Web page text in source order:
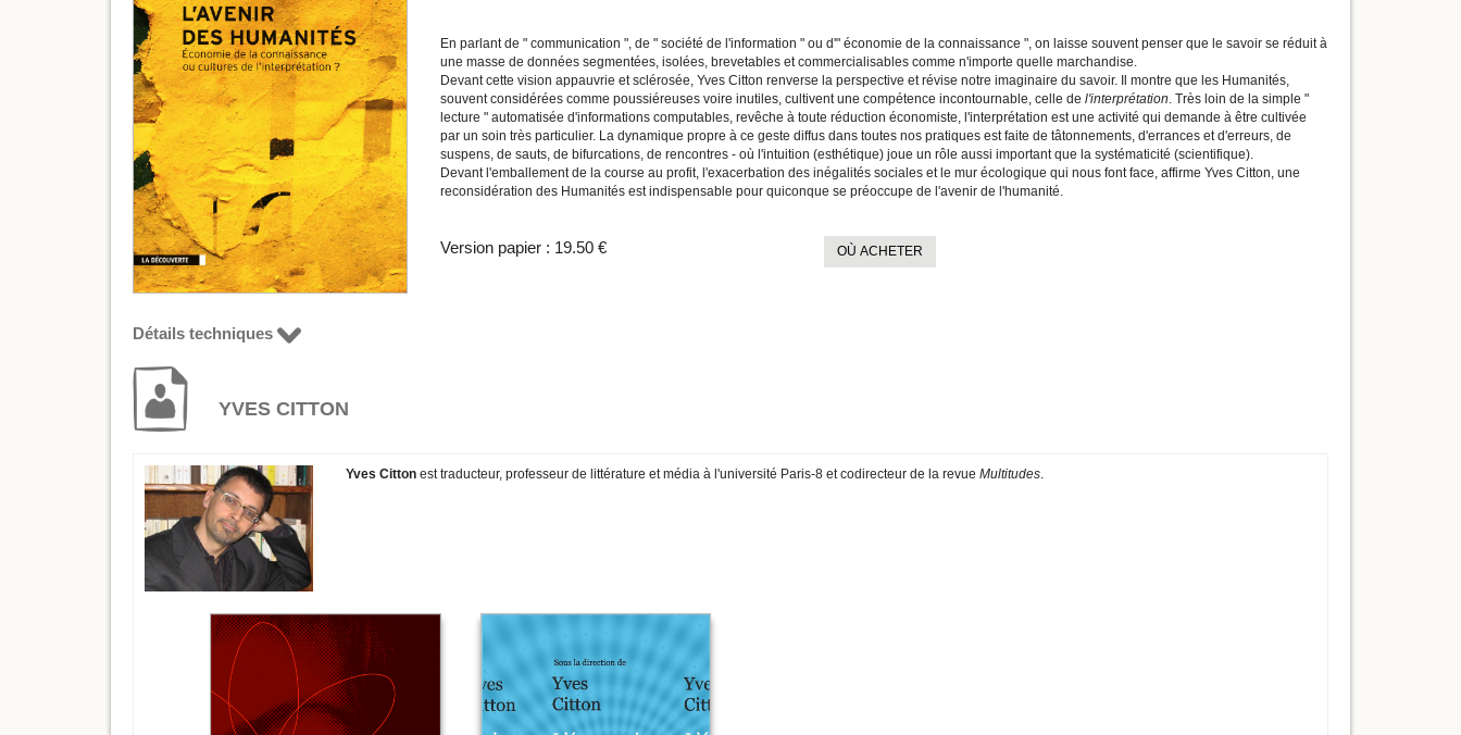
En parlant de " communication ", de " société de l'information " ou d'" économie de la connaissance ", on laisse souvent penser que le savoir se réduit à
une masse de données segmentées, isolées, brevetables et commercialisables comme n'importe quelle marchandise.
Devant cette vision appauvrie et sclérosée, Yves Citton renverse la perspective et révise notre imaginaire du savoir. Il montre que les Humanités,
souvent considérées comme poussiéreuses voire inutiles, cultivent une compétence incontournable, celle de l'interprétation. Très loin de la simple "
lecture " automatisée d'informations computables, revêche à toute réduction économiste, l'interprétation est une activité qui demande à être cultivée
par un soin très particulier. La dynamique propre à ce geste diffus dans toutes nos pratiques est faite de tâtonnements, d'errances et d'erreurs, de
suspens, de sauts, de bifurcations, de rencontres - où l'intuition (esthétique) joue un rôle aussi important que la systématicité (scientifique).
Devant l'emballement de la course au profit, l'exacerbation des inégalités sociales et le mur écologique qui nous font face, affirme Yves Citton, une
reconsidération des Humanités est indispensable pour quiconque se préoccupe de l'avenir de l'humanité.
Version papier : 19.50 € OÙ ACHETER
Détails techniques
YVES CITTON
Yves Cittonest traducteur, professeur de littérature et média à l'université Paris-8 et codirecteur de la revue Multitudes.